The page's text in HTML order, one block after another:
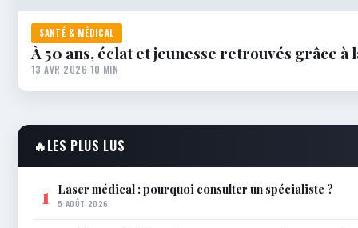
SANTÉ & MÉDICAL
À 50 ans, éclat et jeunesse retrouvés grâce
13 AVR 2026·10 MIN
🔥LES PLUS LUS
1 Laser médical : pourquoi consulter un spécialiste ?
5 AOÛT 2026